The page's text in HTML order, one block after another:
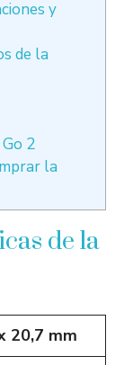
y
de la
2
la
de la
20,7 mm